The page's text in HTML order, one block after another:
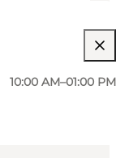
10:00 AM–01:00 PM